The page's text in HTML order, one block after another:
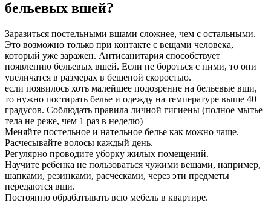
бельевых вшей?
Заразиться постельными вшами сложнее, чем с остальными.
Это возможно только при контакте с вещами человека,
который уже заражен. Антисанитария способствует
появлению бельевых вшей. Если не бороться с ними, то они
увеличатся в размерах в бешеной скоростью.
если появилось хоть малейшее подозрение на бельевые вши,
то нужно постирать белье и одежду на температуре выше 40
градусов. Соблюдать правила личной гигиены (полное мытье
тела не реже, чем 1 раз в неделю)
Меняйте постельное и нательное белье как можно чаще.
Расчесывайте волосы каждый день.
Регулярно проводите уборку жилых помещений.
Научите ребенка не пользоваться чужими вещами, например,
шапками, резинками, расческами, через эти предметы
передаются вши.
Постоянно обрабатывать всю мебель в квартире.